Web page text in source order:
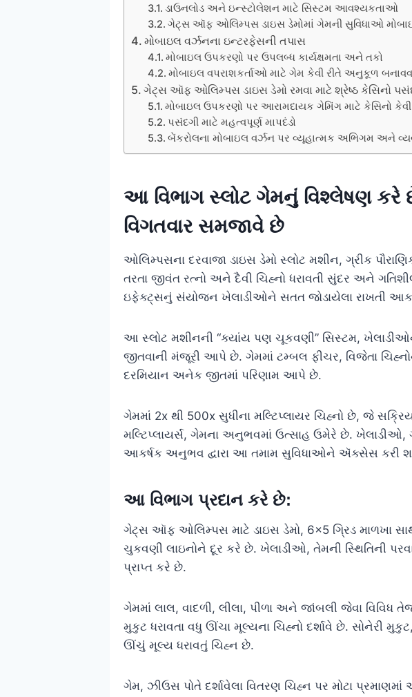
ડાઉનલોડ અને ઇન્સ્ટોલેશન માટે સિસ્ટમ આવશ્યકતાઓ
ગેટ્સ ઑફ ઓલિમ્પસ ડાઇસ ડેમોમાં ગેમની સુવિધાઓ
મોબાઇલ વર્ઝનના ઇન્ટરફેસની તપાસ
મોબાઇલ ઉપકરણો પર ઉપલબ્ધ કાર્યક્ષમતા અને તકો
મોબાઇલ વપરાશકર્તાઓ માટે ગેમ કેવી રીતે અનુકૂળ
ગેટ્સ ઑફ ઓલિમ્પસ ડાઇસ ડેમો રમવા માટે શ્રેષ્ઠ કેસિનો
મોબાઇલ ઉપકરણો પર આરામદાયક ગેમિંગ માટે કેસિનો
પસંદગી માટે મહત્વપૂર્ણ માપદંડો
બેંકરોલના મોબાઇલ વર્ઝન પર વ્યૂહાત્મક અભિગમ અને
આ વિભાગ સ્લોટ ગેમનું વિશ્લેષણ કરે
વિગતવાર સમજાવે છે
ઓલિમ્પસના દરવાજા ડાઇસ ડેમો સ્લોટ મશીન, ગ્રીક
તરતા જીવંત રત્નો અને દૈવી ચિહ્નો ધરાવતી સુંદર અને
ઇફેક્ટ્સનું સંયોજન ખેલાડીઓને સતત જોડાયેલા રાખતી
આ સ્લોટ મશીનની “ક્યાંય પણ ચૂકવણી” સિસ્ટમ,
જીતવાની મંજૂરી આપે છે. ગેમમાં ટમ્બલ ફીચર, વિજેતા
દરમિયાન અનેક જીતમાં પરિણામ આપે છે.
ગેમમાં 2x થી 500x સુધીના મલ્ટિપ્લાયર ચિહ્નો છે, જે
મલ્ટિપ્લાયર્સ, ગેમના અનુભવમાં ઉત્સાહ ઉમેરે છે.
આકર્ષક અનુભવ દ્વારા આ તમામ સુવિધાઓને ઍક્સેસ કરી
આ વિભાગ પ્રદાન કરે છે:
ગેટ્સ ઑફ ઓલિમ્પસ માટે ડાઇસ ડેમો, 6×5 ગ્રિડ માળખા
ચુકવણી લાઇનોને દૂર કરે છે. ખેલાડીઓ, તેમની સ્થિતિની
પ્રાપ્ત કરે છે.
ગેમમાં લાલ, વાદળી, લીલા, પીળા અને જાંબલી જેવા વિવિધ
મુકુટ ધરાવતા વધુ ઊંચા મૂલ્યના ચિહ્નો દર્શાવે છે. સોનેરી
ઊંચું મૂલ્ય ધરાવતું ચિહ્ન છે.
ગેમ, ઝીઉસ પોતે દર્શાવેલા વિતરણ ચિહ્ન પર મોટા